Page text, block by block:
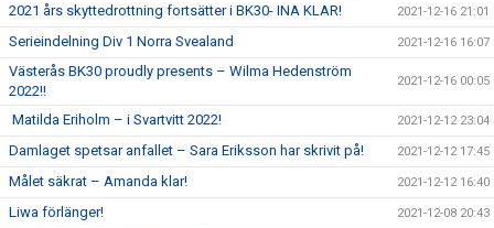
2021 års skyttedrottning fortsätter i BK30- INA KLAR! 2021-12-16 21:01
Serieindelning Div 1 Norra Svealand 2021-12-16 16:07
Västerås BK30 proudly presents – Wilma Hedenström
2022!!
2021-12-16 00:05
Matilda Eriholm – i Svartvitt 2022! 2021-12-12 23:04
Damlaget spetsar anfallet – Sara Eriksson har skrivit på! 2021-12-12 17:45
Målet säkrat – Amanda klar! 2021-12-12 16:40
Liwa förlänger! 2021-12-08 20:43